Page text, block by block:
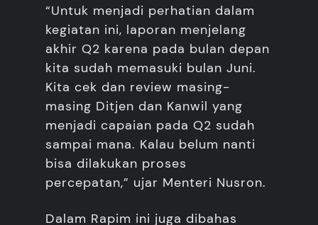
“Untuk menjadi perhatian dalam
kegiatan ini, laporan menjelang
akhir Q2 karena pada bulan depan
kita sudah memasuki bulan Juni.
Kita cek dan review masing-
masing Ditjen dan Kanwil yang
menjadi capaian pada Q2 sudah
sampai mana. Kalau belum nanti
bisa dilakukan proses
percepatan,” ujar Menteri Nusron.
Dalam Rapim ini juga dibahas